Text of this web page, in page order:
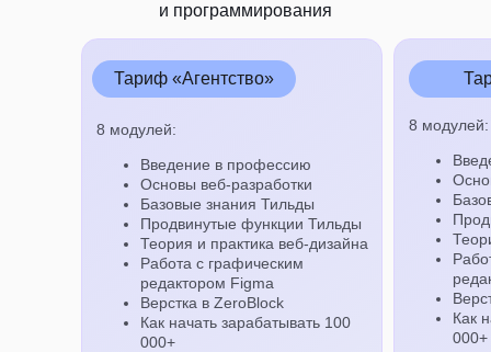
и программирования
8 модулей:
Как
000+
8 модулей:
Введение в профессию
Основы веб-разработки
Базовые знания Тильды
Продвинутые функции Тильды
Теория и практика веб-дизайна
Работа с графическим
редактором Figma
Верстка в ZeroBlock
Как начать зарабатывать 100
000+
Тариф «Агентство»